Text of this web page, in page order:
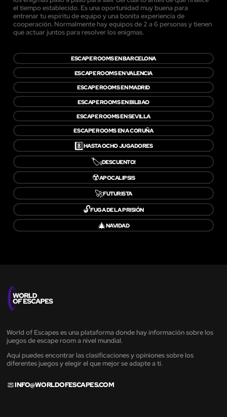
el tiempo establecido. Es una oportunidad muy buena para
entrenar tu espíritu de equipo y una bonita experiencia de
cooperación. Normalmente hay equipos de 2 a 6 personas y tienen
que actuar juntos para resolver los enigmas.
ESCAPE ROOMS EN BARCELONA
ESCAPE ROOMS EN VALENCIA
ESCAPE ROOMS EN MADRID
ESCAPE ROOMS EN BILBAO
ESCAPE ROOMS EN SEVILLA
ESCAPE ROOMS EN A CORUÑA
8️⃣HASTA OCHO JUGADORES
🏷️¡DESCUENTO!
☢️APOCALIPSIS
🚀FUTURISTA
🔓FUGA DE LA PRISIÓN
🎄NAVIDAD
World of Escapes es una plataforma donde hay información sobre los
juegos de escape room a nivel mundial.
Aquí puedes encontrar las clasificaciones y opiniones sobre los
diferentes juegos y elegir el que mejor se adapte a ti.
INFO@WORLDOFESCAPES.COM